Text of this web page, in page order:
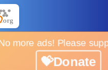
more ads! Please
💝Donate